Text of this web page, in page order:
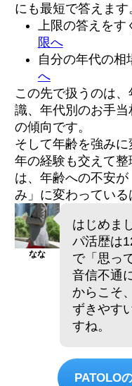
にも最短で答えます
上限の答えを
限へ
自分の年代の
へ
この先で扱うのは
識、年代別のお手
の傾向です。
そして年齢を強み
年の経験も交えて
は、年齢への不安
み」に変わっている
なな
はじめま
パ活歴は
で「思っ
音信不通
からこそ
ずきやす
すね。
PATOLO